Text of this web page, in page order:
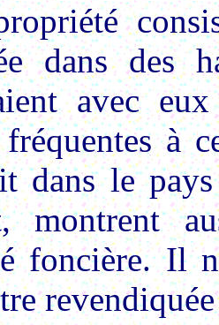
dans des
avec
à
dans le
montrent
foncière. Il